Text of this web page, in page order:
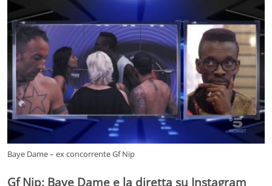
Baye Dame – ex concorrente Gf Nip
Gf Nip: Baye Dame e la diretta su Instagram